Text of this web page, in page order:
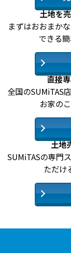
土地を
まずはおおまか
できる
直接
全国のSUMiTAS
お家の
土地
SUMiTASの専門
ただけ